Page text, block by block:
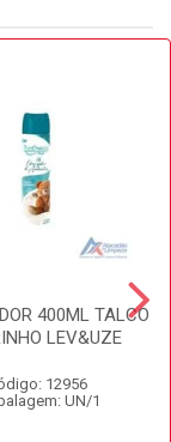
400ML TALCO
LEV&UZE
12956
UN/1